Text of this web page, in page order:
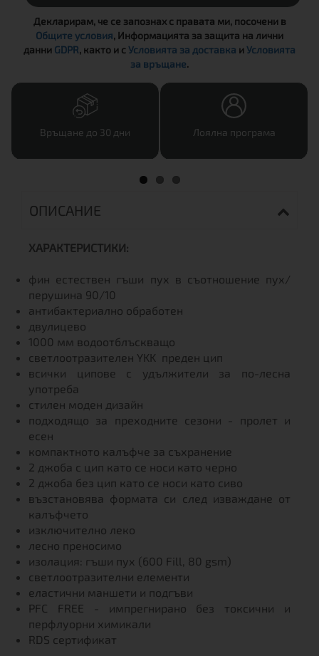
Декларирам, че се запознах с правата ми, посочени в
Общите условия, Информацията за защита на лични
данни GDPR, както и сУсловията за доставка иУсловията
за връщане.
Връщане до 30 дни Лоялна програма
ОПИСАНИЕ
ХАРАКТЕРИСТИКИ:
фин естествен гъши пух в съотношение пух/
перушина 90/10
антибактериално обработен
двулицево
1000 мм водоотблъскващо
светлоотразителен YKK преден цип
всички ципове с удължители за по-лесна
употреба
стилен моден дизайн
подходящо за преходните сезони - пролет и
есен
компактното калъфче за съхранение
2 джоба с цип като се носи като черно
2 джоба без цип като се носи като сиво
възстановява формата си след изваждане от
калъфчето
изключително леко
лесно преносимо
изолация: гъши пух (600 Fill, 80 gsm)
светлоотразителни елементи
еластични маншети и подгъви
PFC FREE - импрегнирано без токсични и
перфлуорни химикали
RDS сертификат